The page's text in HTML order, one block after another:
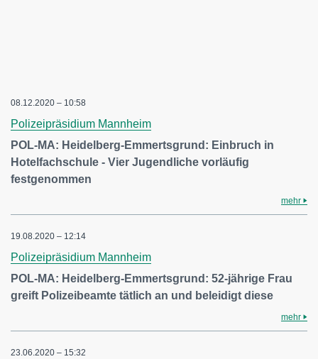
08.12.2020 – 10:58
Polizeipräsidium Mannheim
POL-MA: Heidelberg-Emmertsgrund: Einbruch in
Hotelfachschule - Vier Jugendliche vorläufig
festgenommen
mehr
19.08.2020 – 12:14
Polizeipräsidium Mannheim
POL-MA: Heidelberg-Emmertsgrund: 52-jährige Frau
greift Polizeibeamte tätlich an und beleidigt diese
mehr
23.06.2020 – 15:32